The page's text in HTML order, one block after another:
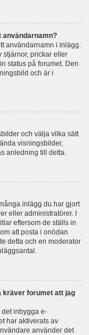
användarnamn?
användarnamn i inlägg.
stjärnor, prickar eller
status på forumet. Den
och är i
och välja vilka sätt
visningsbilder,
anledning till detta.
inlägg du har gjort
eller administratörer. I
eftersom de ställs in
att posta i onödan
detta och en moderator
kräver forumet att jag
det inbygga e-
har aktiverats av
använder det